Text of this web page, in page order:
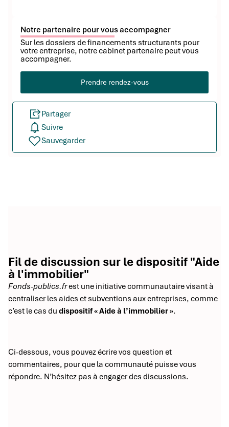
Notre partenaire pour vous accompagner
Sur les dossiers de financements structurants pour
votre entreprise, notre cabinet partenaire peut vous
accompagner.
Prendre rendez-vous
Partager
Suivre
Sauvegarder
Fil de discussion sur le dispositif "Aide
à l'immobilier"
Fonds-publics.frest une initiative communautaire visant à
centraliser les aides et subventions aux entreprises, comme
c’est le cas du dispositif « Aide à l’immobilier ».
Ci-dessous, vous pouvez écrire vos question et
commentaires, pour que la communauté puisse vous
répondre. N’hésitez pas à engager des discussions.